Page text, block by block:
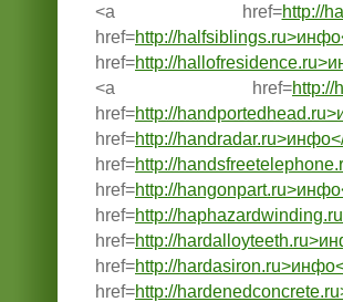
<a href=http://
href=http://
href=http://
<a href=http://
href=http://
href=http://
href=http://
href=http://
href=http://
href=http://
href=http://
href=http://